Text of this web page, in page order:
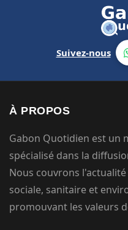
Suivez-nous
À PROPOS
Gabon Quotidien est un
spécialisé dans la
Nous couvrons
sociale, sanitaire et
promouvant les valeurs